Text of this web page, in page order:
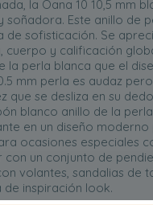
la Oana 10 10,5 mm
Este anillo de
de sofisticación. Se
cuerpo y calificación
perla blanca que el
mm perla es audaz
que se desliza en su
blanco anillo de la
en un diseño moderno
ocasiones especiales
un conjunto de
volantes, sandalias de
inspiración look.